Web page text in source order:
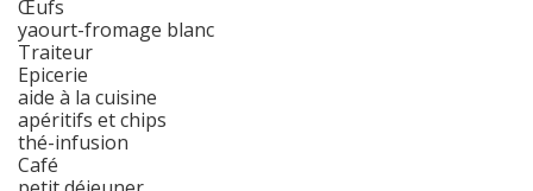
Œufs
yaourt-fromage blanc
Traiteur
Epicerie
aide à la cuisine
apéritifs et chips
thé-infusion
Café